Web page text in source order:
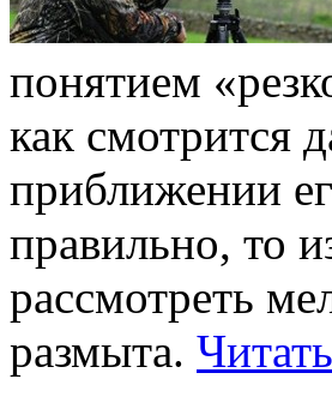
понятием
как смотрится
приближении
правильно, то
рассмотреть
размыта.